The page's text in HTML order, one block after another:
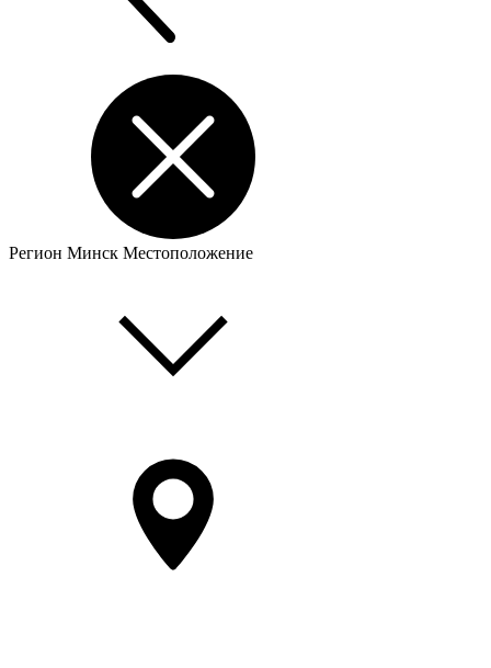
Регион Минск Местоположение